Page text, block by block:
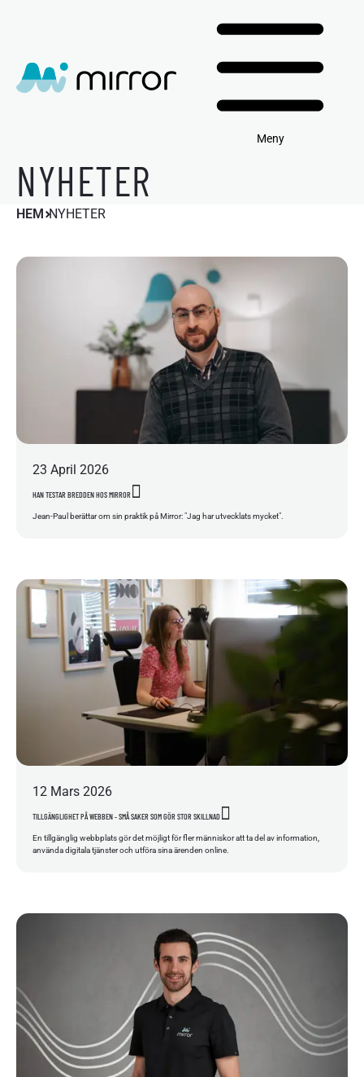
Meny
NYHETER
HEM NYHETER
HAN TESTAR BREDDEN HOS MIRROR
23 April 2026
Jean-Paul berättar om sin praktik på Mirror: "Jag har utvecklats mycket".
TILLGÄNGLIGHET PÅ WEBBEN - SMÅ SAKER SOM GÖR STOR SKILLNAD
12 Mars 2026
En tillgänglig webbplats gör det möjligt för fler människor att ta del av information,
använda digitala tjänster och utföra sina ärenden online.